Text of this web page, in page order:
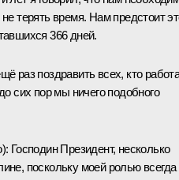
терять время. Нам предстоит
366 дней.
раз поздравить всех, кто
сих пор мы ничего подобного
: Господин Президент, несколько
поскольку моей ролью всегда